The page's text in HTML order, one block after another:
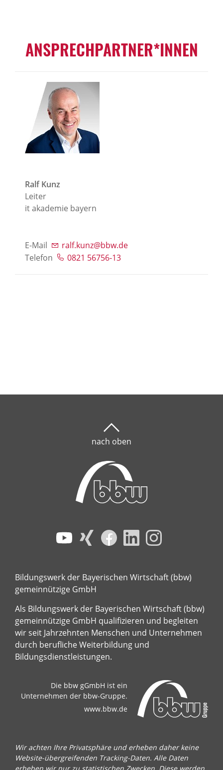
ANSPRECHPARTNER*INNEN
Ralf Kunz
Leiter
it akademie bayern
E-Mail
ralf.kunz@bbw.de
Telefon
0821 56756-13
nach oben
Bildungswerk der Bayerischen Wirtschaft (bbw)
gemeinnützige GmbH
Als Bildungswerk der Bayerischen Wirtschaft (bbw)
gemeinnützige GmbH qualifizieren und begleiten
wir seit Jahrzehnten Menschen und Unternehmen
durch berufliche Weiterbildung und
Bildungsdienstleistungen.
Die bbw gGmbH ist ein
Unternehmen der bbw-Gruppe.
www.bbw.de
Wir achten Ihre Privatsphäre und erheben daher keine
Website-übergreifenden Tracking-Daten. Alle Daten